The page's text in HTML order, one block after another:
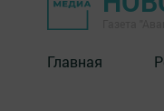
Главная